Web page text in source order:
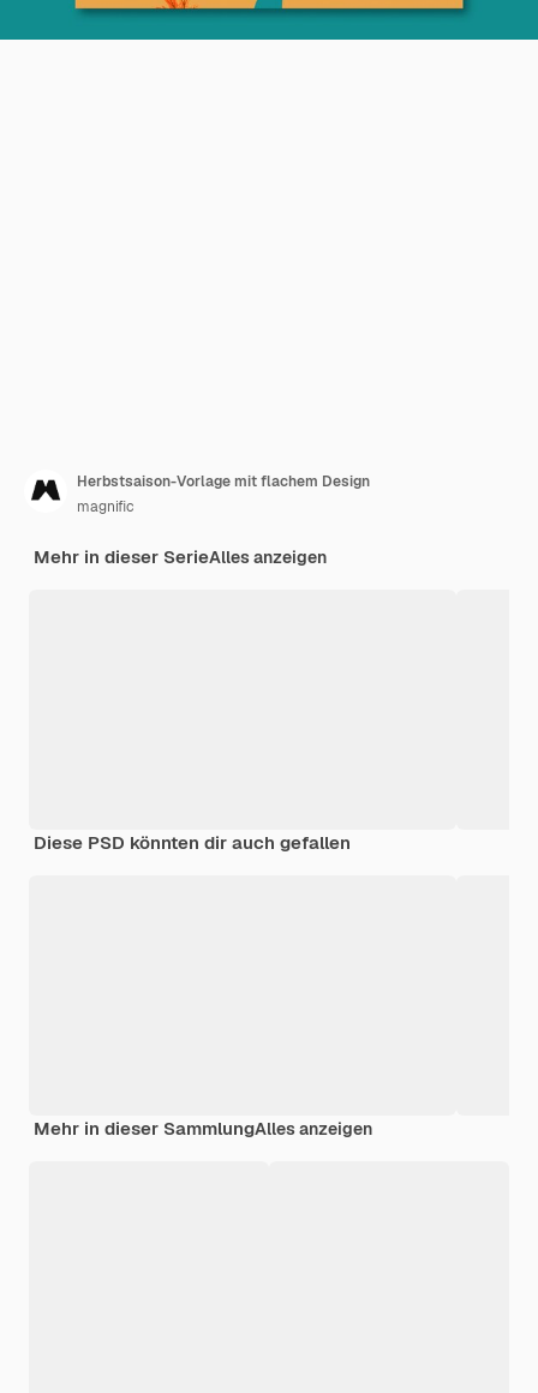
Herbstsaison-Vorlage mit flachem Design
magnific
Mehr in dieser SerieAlles anzeigen
Diese PSD könnten dir auch gefallen
Mehr in dieser SammlungAlles anzeigen